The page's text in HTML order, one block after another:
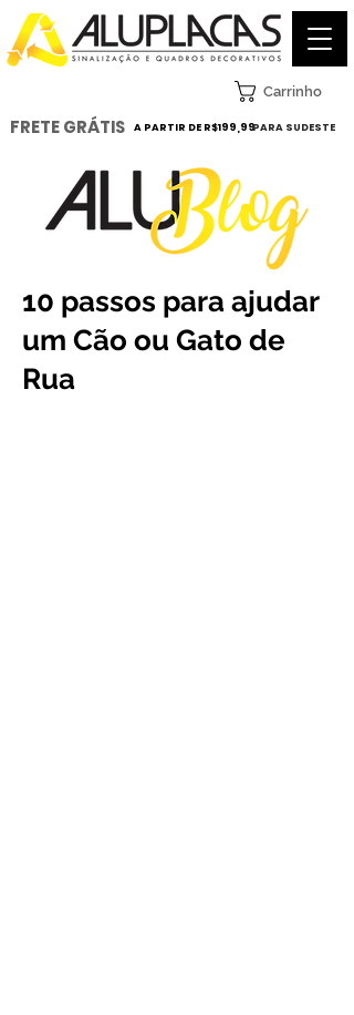
Carrinho
FRETE GRÁTIS A PARTIR DE R$199,99PARA SUDESTE
10 passos para ajudar
um Cão ou Gato de
Rua